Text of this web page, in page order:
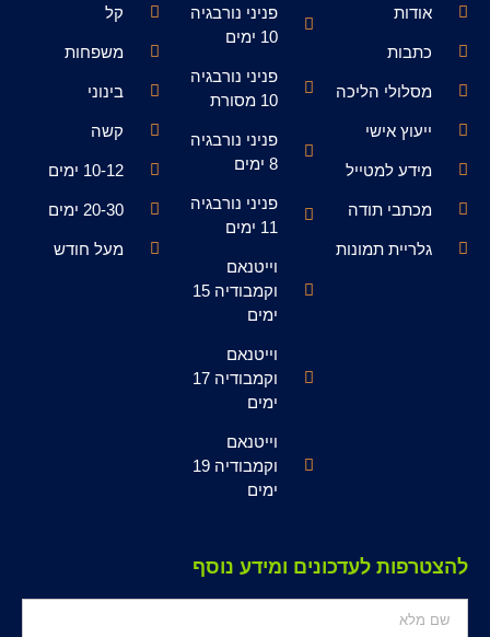
אודות
כתבות
מסלולי הליכה
ייעוץ אישי
מידע למטייל
מכתבי תודה
גלריית תמונות
פניני נורבגיה
10 ימים
פניני נורבגיה
10 מסורת
פניני נורבגיה
8 ימים
פניני נורבגיה
11 ימים
וייטנאם
וקמבודיה 15
ימים
וייטנאם
וקמבודיה 17
ימים
וייטנאם
וקמבודיה 19
ימים
קל
משפחות
בינוני
קשה
10-12 ימים
20-30 ימים
מעל חודש
להצטרפות לעדכונים ומידע נוסף